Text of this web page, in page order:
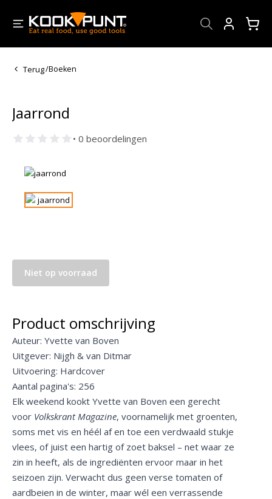
Terug/Boeken
Jaarrond
• 0 beoordelingen
Niet op voorraad
Product omschrijving
Auteur: Yvette van Boven
Uitgever: Nijgh & van Ditmar
Uitvoering: Hardcover
Aantal pagina's: 256
Elk weekend kookt Yvette van Boven een gerecht
voor Volkskrant Magazine, voornamelijk met groenten,
soms met vis en héél af en toe een verdwaald stukje
vlees, of juist een hartig of zoet baksel – net waar ze
zin in heeft, als de ingrediënten ervoor maar in het
seizoen zijn. Verwacht dus geen verse tomaten of
aardbeien in de winter, maar wél een verrassende